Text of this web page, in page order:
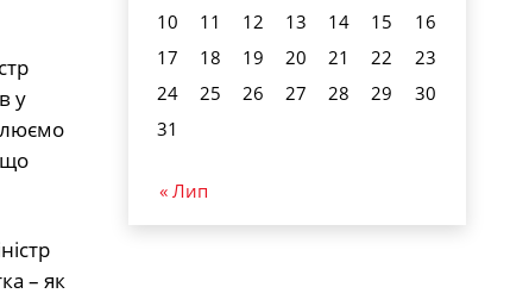
у
що
– як
10
11 12 13 14 15
16
17
18 19 20 21 22
23
24
25 26 27 28 29
30
31
« Лип